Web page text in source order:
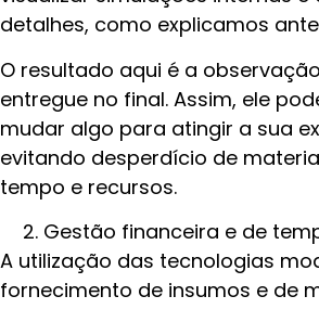
detalhes, como explicamos
O resultado aqui é a
entregue no final. Assim, ele
mudar algo para atingir a sua
evitando desperdício de
tempo e recursos.
Gestão financeira e de
A utilização das tecnologias
fornecimento de insumos e de